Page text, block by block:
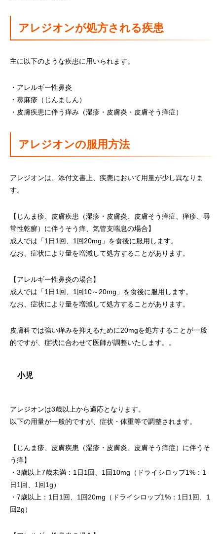
アレジオンが処方される疾患
主に以下のような疾患に用いられます。
・アレルギー性鼻炎
・蕁麻疹（じんましん）
・皮膚疾患に伴う痒み（湿疹・皮膚炎・皮膚そう痒症）
アレジオンの服用方法
アレジオンは、添付文書上、疾患において用量が少し異なりま
す。
【じんま疹、皮膚疾患（湿疹・皮膚炎、皮膚そう痒症、痒疹、尋
常性乾癬）に伴うそう痒、気管支喘息の場合】
成人では「1日1回、1回20mg」を食後に服用します。
なお、症状により量を増減して処方することがあります。
【アレルギー性鼻炎の場合】
成人では「1日1回、1回10～20mg」を食後に服用します。
なお、症状により量を増減して処方することがあります。
皮膚科では強い痒みを抑えるために20mgを処方することが一般
的ですが、症状に合わせて医師が調整いたします。。
小児
アレジオンは3歳以上から適応となります。
以下の用量が一般的ですが、症状・体重等で調整されます。
【じんま疹、皮膚疾患（湿疹・皮膚炎、皮膚そう痒症）に伴うそ
う痒】
・3歳以上7歳未満：1日1回、1回10mg（ドライシロップ1%：1
日1回、1回1g）
・7歳以上：1日1回、1回20mg（ドライシロップ1%：1日1回、1
回2g）